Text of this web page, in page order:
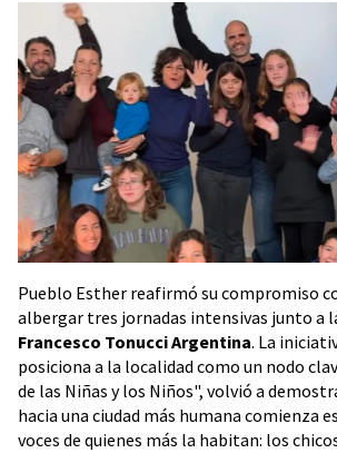
Pueblo Esther reafirmó su compromiso
albergar tres jornadas intensivas junto a
Francesco Tonucci Argentina. La
posiciona a la localidad como un nodo
de las Niñas y los Niños", volvió a
hacia una ciudad más humana comienza
voces de quienes más la habitan: los